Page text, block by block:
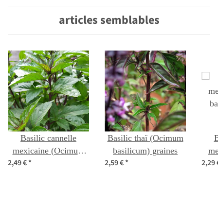
articles semblables
Basilic cannelle
mexicaine (Ocimum
basilicum) bio
2,49 €*
Basilic thaï (Ocimum
basilicum) graines
2,59 €* 2,29